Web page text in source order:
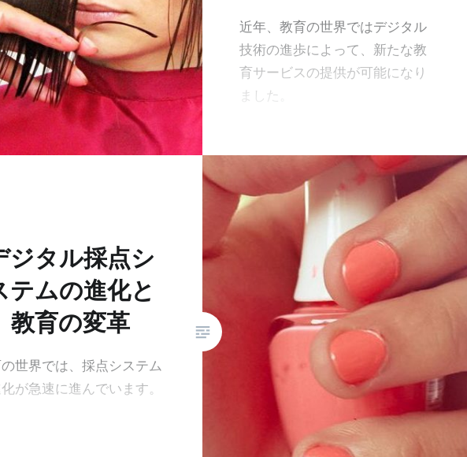
近年、教育の世界ではデジタル
技術の進歩によって、新たな教
育サービスの提供が可能になり
ました。
ジタル採点シ
テムの進化と
教育の変革
世界では、採点システム
が急速に進んでいます。